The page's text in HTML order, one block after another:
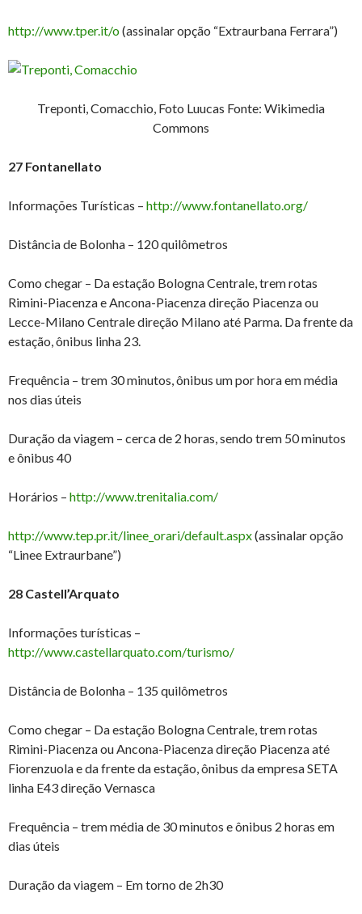
http://www.tper.it/o(assinalar opção “Extraurbana Ferrara”)
Treponti, Comacchio, Foto Luucas Fonte: Wikimedia
Commons
27 Fontanellato
Informações Turísticas – http://www.fontanellato.org/
Distância de Bolonha – 120 quilômetros
Como chegar – Da estação Bologna Centrale, trem rotas
Rimini-Piacenza e Ancona-Piacenza direção Piacenza ou
Lecce-Milano Centrale direção Milano até Parma. Da frente da
estação, ônibus linha 23.
Frequência – trem 30 minutos, ônibus um por hora em média
nos dias úteis
Duração da viagem – cerca de 2 horas, sendo trem 50 minutos
e ônibus 40
Horários – http://www.trenitalia.com/
http://www.tep.pr.it/linee_orari/default.aspx(assinalar opção
“Linee Extraurbane”)
28 Castell’Arquato
Informações turísticas –
http://www.castellarquato.com/turismo/
Distância de Bolonha – 135 quilômetros
Como chegar – Da estação Bologna Centrale, trem rotas
Rimini-Piacenza ou Ancona-Piacenza direção Piacenza até
Fiorenzuola e da frente da estação, ônibus da empresa SETA
linha E43 direção Vernasca
Frequência – trem média de 30 minutos e ônibus 2 horas em
dias úteis
Duração da viagem – Em torno de 2h30